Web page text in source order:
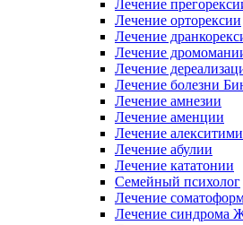
Лечение
Лечение орторексии
Лечение
Лечение
Лечение
Лечение болезни
Лечение амнезии
Лечение аменции
Лечение
Лечение абулии
Лечение кататонии
Семейный психолог
Лечение
Лечение синдрома